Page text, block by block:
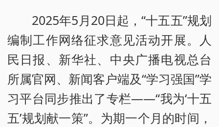
2025年5月20日起，“十五五”规划
编制工作网络征求意见活动开展。人
民日报、新华社、中央广播电视总台
所属官网、新闻客户端及“学习强国”学
习平台同步推出了专栏——“我为‘十五
五’规划献一策”。为期一个月的时间，